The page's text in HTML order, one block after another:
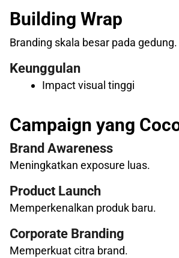
Building Wrap
Branding skala besar pada gedung.
Keunggulan
Impact visual tinggi
Campaign yang
Brand Awareness
Meningkatkan exposure luas.
Product Launch
Memperkenalkan produk baru.
Corporate Branding
Memperkuat citra brand.